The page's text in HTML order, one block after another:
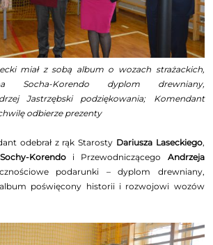
miał z sobą album o wozach strażackich,
Socha-Korendo dyplom drewniany,
Jastrzębski podziękowania; Komendant
odbierze prezenty
odebrał z rąk Starosty Dariusza Laseckiego,
Korendoi Przewodniczącego Andrzeja
podarunki – dyplom drewniany,
poświęcony historii i rozwojowi wozów